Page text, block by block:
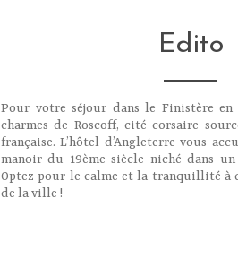
Edito
Pour votre séjour dans le Finistère en
charmes de Roscoff, cité corsaire
française. L’hôtel d’Angleterre vous
manoir du 19ème siècle niché dans un
Optez pour le calme et la tranquillité à
de la ville !